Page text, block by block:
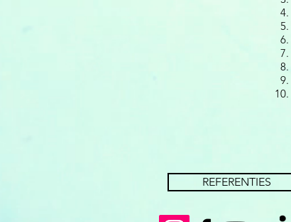
REFERENTIES